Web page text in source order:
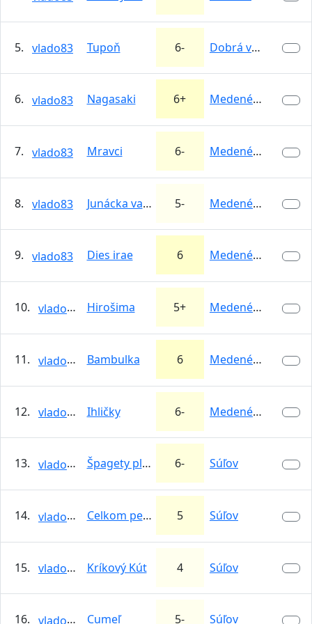
5. vlado83 Tupoň 6- Dobrá voda
6. vlado83 Nagasaki 6+ Medené Hámre
7. vlado83 Mravci 6- Medené Hámre
8. vlado83 Junácka vandrovka 5- Medené Hámre
9. vlado83 Dies irae 6 Medené Hámre
10. vlado83 Hirošima 5+ Medené Hámre
11. vlado83 Bambulka 6 Medené Hámre
12. vlado83 Ihličky 6- Medené Hámre
13. vlado83 Špagety plus 6- Súľov
14. vlado83 Celkom pekná 5 Súľov
15. vlado83 Kríkový Kút 4 Súľov
16. vlado83 Cumeľ 5- Súľov